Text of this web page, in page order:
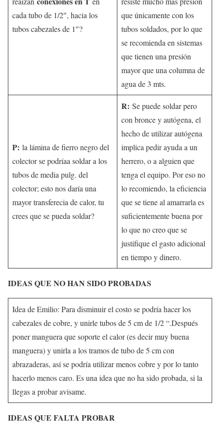
cada tubo de 1/2″, hacia los
tubos cabezales de 1″?
que únicamente con los
tubos soldados, por lo que
se recomienda en sistemas
que tienen una presión
mayor que una columna de
agua de 3 mts.
P: la lámina de fierro negro del
colector se podríaa soldar a los
tubos de media pulg. del
colector; esto nos daría una
mayor transferecia de calor, tu
crees que se pueda soldar?
R: Se puede soldar pero
con bronce y autógena, el
hecho de utilizar autógena
implica pedir ayuda a un
herrero, o a alguien que
tenga el equipo. Por eso no
lo recomiendo, la eficiencia
que se tiene al amarrarla es
suficientemente buena por
lo que no creo que se
justifique el gasto adicional
en tiempo y dinero.
IDEAS QUE NO HAN SIDO PROBADAS
Idea de Emilio: Para disminuir el costo se podría hacer los
cabezales de cobre, y unirle tubos de 5 cm de 1/2 “.Después
poner manguera que soporte el calor (es decir muy buena
manguera) y unirla a los tramos de tubo de 5 cm con
abrazaderas, así se podría utilizar menos cobre y por lo tanto
hacerlo menos caro. Es una idea que no ha sido probada, si la
llegas a probar avisame.
IDEAS QUE FALTA PROBAR